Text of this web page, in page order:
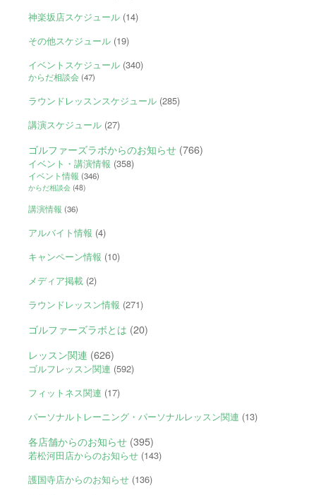
神楽坂店スケジュール(14)
その他スケジュール(19)
イベントスケジュール(340)
からだ相談会(47)
ラウンドレッスンスケジュール(285)
講演スケジュール(27)
ゴルファーズラボからのお知らせ(766)
イベント・講演情報 (358)
イベント情報 (346)
からだ相談会(48)
講演情報 (36)
アルバイト情報 (4)
キャンペーン情報 (10)
メディア掲載(2)
ラウンドレッスン情報 (271)
ゴルファーズラボとは (20)
レッスン関連 (626)
ゴルフレッスン関連 (592)
フィットネス関連 (17)
パーソナルトレーニング・パーソナルレッスン関連 (13)
各店舗からのお知らせ(395)
若松河田店からのお知らせ(143)
護国寺店からのお知らせ(136)